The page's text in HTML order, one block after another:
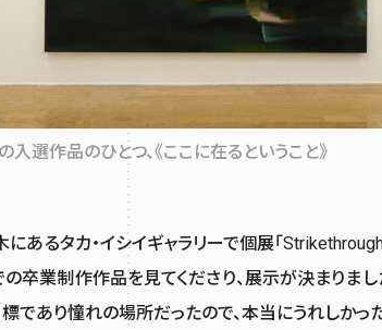
入選作品のひとつ、《ここに在るということ》
あるタカ・イシイギャラリーで個展「
卒業制作作品を見てくださり、展示が決まりまし
であり憧れの場所だったので、本当にうれしかっ